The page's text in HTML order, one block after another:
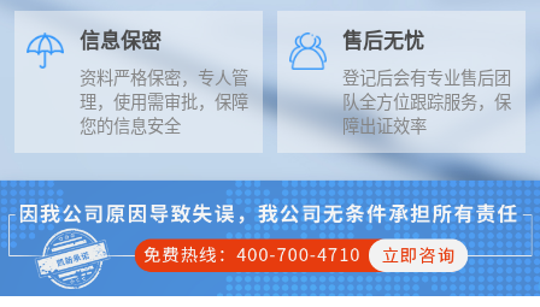
信息保密
资料严格保密，专人管
理，使用需审批，保障
您的信息安全
售后无忧
登记后会有专业售后团
队全方位跟踪服务，保
障出证效率